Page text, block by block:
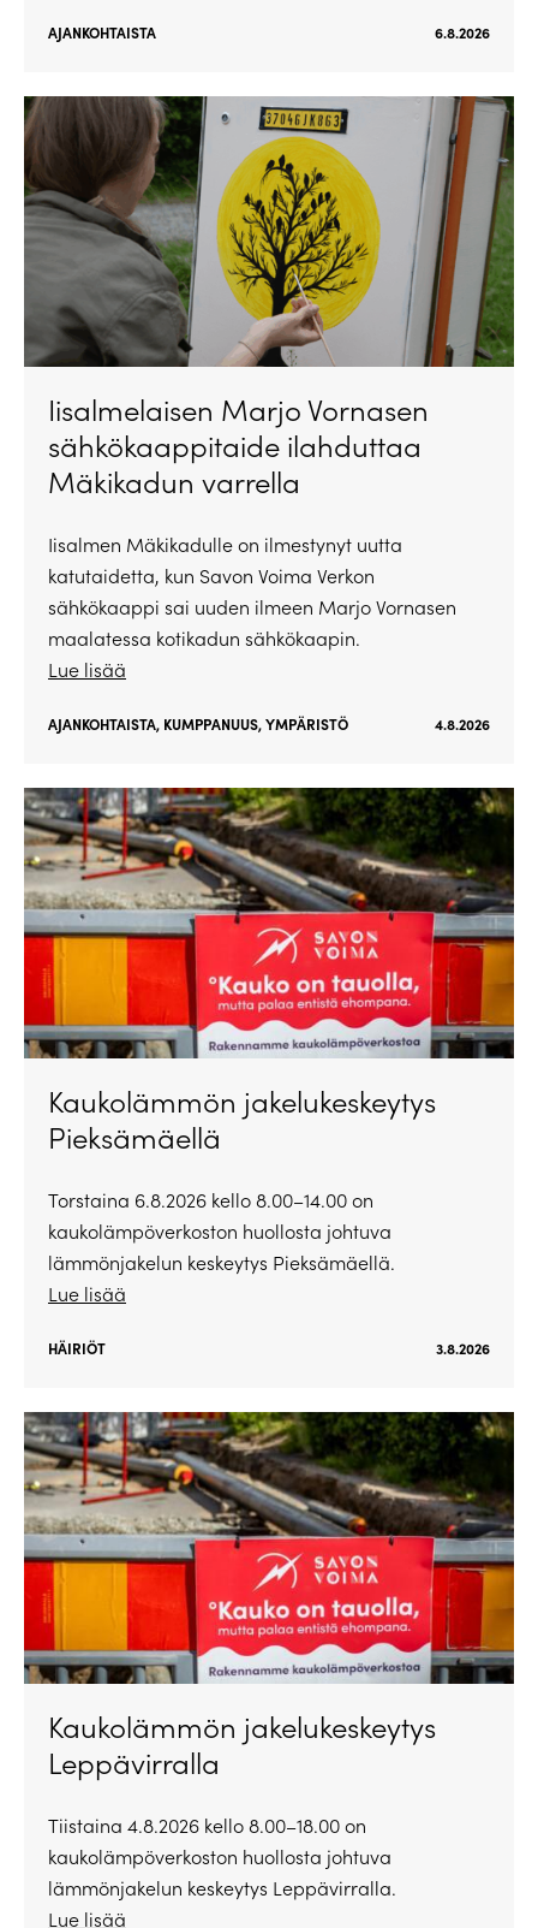
AJANKOHTAISTA 6.8.2026
Iisalmelaisen Marjo Vornasen
sähkökaappitaide ilahduttaa
Mäkikadun varrella
Iisalmen Mäkikadulle on ilmestynyt uutta
katutaidetta, kun Savon Voima Verkon
sähkökaappi sai uuden ilmeen Marjo Vornasen
maalatessa kotikadun sähkökaapin.
Lue lisää
AJANKOHTAISTA, KUMPPANUUS,YMPÄRISTÖ 4.8.2026
Kaukolämmön jakelukeskeytys
Pieksämäellä
Torstaina 6.8.2026 kello 8.00–14.00 on
kaukolämpöverkoston huollosta johtuva
lämmönjakelun keskeytys Pieksämäellä.
Lue lisää
HÄIRIÖT 3.8.2026
Kaukolämmön jakelukeskeytys
Leppävirralla
Tiistaina 4.8.2026 kello 8.00–18.00 on
kaukolämpöverkoston huollosta johtuva
lämmönjakelun keskeytys Leppävirralla.
Lue lisää